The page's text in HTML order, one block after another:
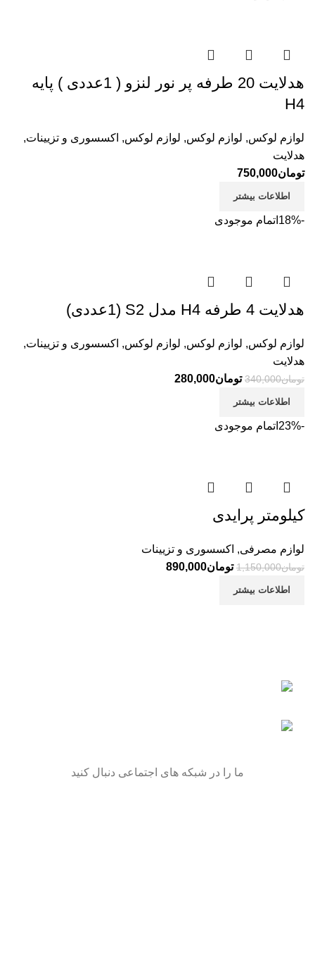
هدلایت 20 طرفه پر نور لنزو ( 1عددی ) پایه
H4
لوازم لوکس, لوازم لوکس, لوازم لوکس, اکسسوری و تزیینات,
هدلایت
تومان750,000
اطلاعات بیشتر
-18% اتمام موجودی
هدلایت 4 طرفه H4 مدل S2 (1عددی)
لوازم لوکس, لوازم لوکس, لوازم لوکس, اکسسوری و تزیینات,
هدلایت
تومان340,000 تومان280,000
اطلاعات بیشتر
-23% اتمام موجودی
کیلومتر پرایدی
لوازم مصرفی, اکسسوری و تزیینات
تومان1,150,000 تومان890,000
اطلاعات بیشتر
ما را در شبکه های اجتماعی دنبال کنید